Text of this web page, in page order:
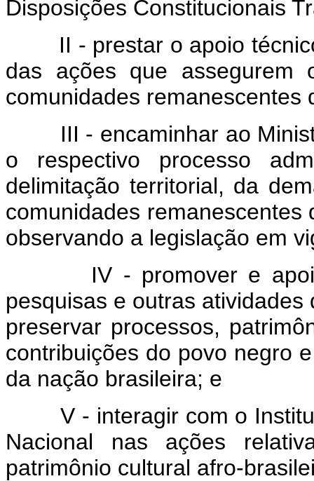
Disposições Constitucionais
II - prestar o apoio técnico
das ações que assegurem
comunidades remanescentes
III - encaminhar ao
o respectivo processo
delimitação territorial, da
comunidades
observando a legislação em
IV - promover e apoiar
pesquisas e outras
preservar processos,
contribuições do povo negro
da nação brasileira; e
V - interagir com o
Nacional nas ações
patrimônio cultural afro-